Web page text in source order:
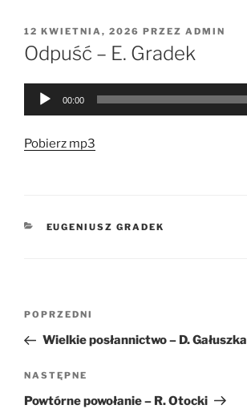
OPUBLIKOWANE
W
12 KWIETNIA, 2026 PRZEZ ADMIN
Odpuść – E. Gradek
Odtwarzacz
00:00
Pobierz mp3
KATEGORIE
EUGENIUSZ GRADEK
Nawigacja
Poprzedni
wpis
POPRZEDNI
Wielkie posłannictwo – D. Gałuszka
Następny
wpis
NASTĘPNE
Powtórne powołanie – R. Otocki